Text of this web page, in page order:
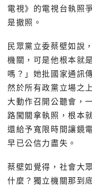
電視》的電視台執照
是撤照。
民眾黨立委蔡壁如說
機關，可是他根本就
嗎？」她批國家通訊
然於所有政黨立場之
大動作召開公聽會，
路闖關拿執照，根本
還給予寬限時間讓鏡
早已公信力盡失。
蔡壁如覺得，社會大
什麼？獨立機關那到